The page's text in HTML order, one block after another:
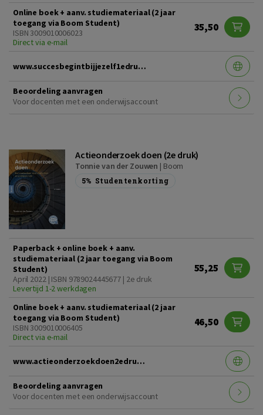
Online boek + aanv. studiemateriaal (2 jaar
toegang via Boom Student)
ISBN 3009010006023
Direct via e-mail
35,50
www.succesbegintbijjezelf1edruk.nl
Beoordeling aanvragen
Voor docenten met een onderwijsaccount
Actieonderzoek doen (2e druk)
Tonnie van der Zouwen | Boom
5% Studentenkorting
Paperback + online boek + aanv.
studiemateriaal (2 jaar toegang via Boom
Student)
April 2022 | ISBN 9789024445677 | 2e druk
Levertijd 1-2 werkdagen
55,25
Online boek + aanv. studiemateriaal (2 jaar
toegang via Boom Student)
ISBN 3009010006405
Direct via e-mail
46,50
www.actieonderzoekdoen2edruk.nl
Beoordeling aanvragen
Voor docenten met een onderwijsaccount